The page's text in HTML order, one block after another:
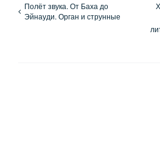
Полёт звука. От Баха до
Эйнауди. Орган и струнные